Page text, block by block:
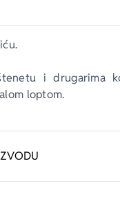
i drugarima
loptom.